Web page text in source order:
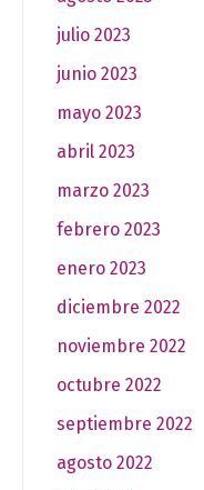
julio 2023
junio 2023
mayo 2023
abril 2023
marzo 2023
febrero 2023
enero 2023
diciembre 2022
noviembre 2022
octubre 2022
septiembre 2022
agosto 2022